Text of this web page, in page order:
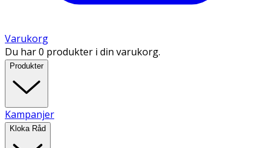
Varukorg
Du har 0 produkter i din varukorg.
Produkter
Kampanjer
Kloka Råd